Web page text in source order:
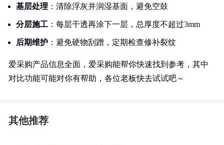
基层处理 ：清除浮灰并润湿基面，避免空鼓
分层施工 ：每层干透再涂下一层，总厚度不超过3mm
后期维护 ：避免硬物刮蹭，定期检查修补裂纹
爱采购产品信息全面，爱采购能帮你快速找到参考，其中
对比功能可能对你有帮助，各位老板快去试试吧～
其他推荐